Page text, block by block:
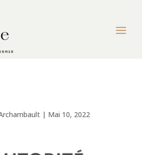
| Mai 10, 2022